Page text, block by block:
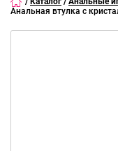
Анальная втулка с